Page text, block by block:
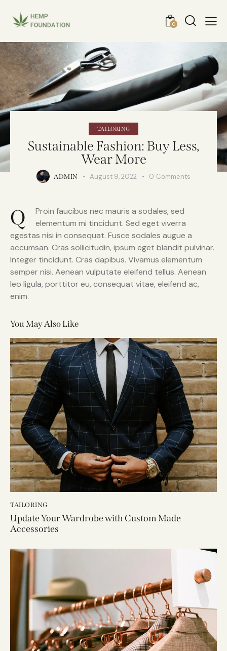
0
TAILORING
Sustainable Fashion: Buy Less,
Wear More
ADMIN August 9, 2022 0 Comments
Q
Proin faucibus nec mauris a sodales, sed
elementum mi tincidunt. Sed eget viverra
egestas nisi in consequat. Fusce sodales augue a
accumsan. Cras sollicitudin, ipsum eget blandit pulvinar.
Integer tincidunt. Cras dapibus. Vivamus elementum
semper nisi. Aenean vulputate eleifend tellus. Aenean
leo ligula, porttitor eu, consequat vitae, eleifend ac,
enim.
You May Also Like
TAILORING
Update Your Wardrobe with Custom Made
Accessories